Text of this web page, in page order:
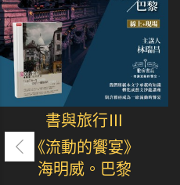
書與旅行Ⅲ
《流動的饗宴》
海明威。巴黎